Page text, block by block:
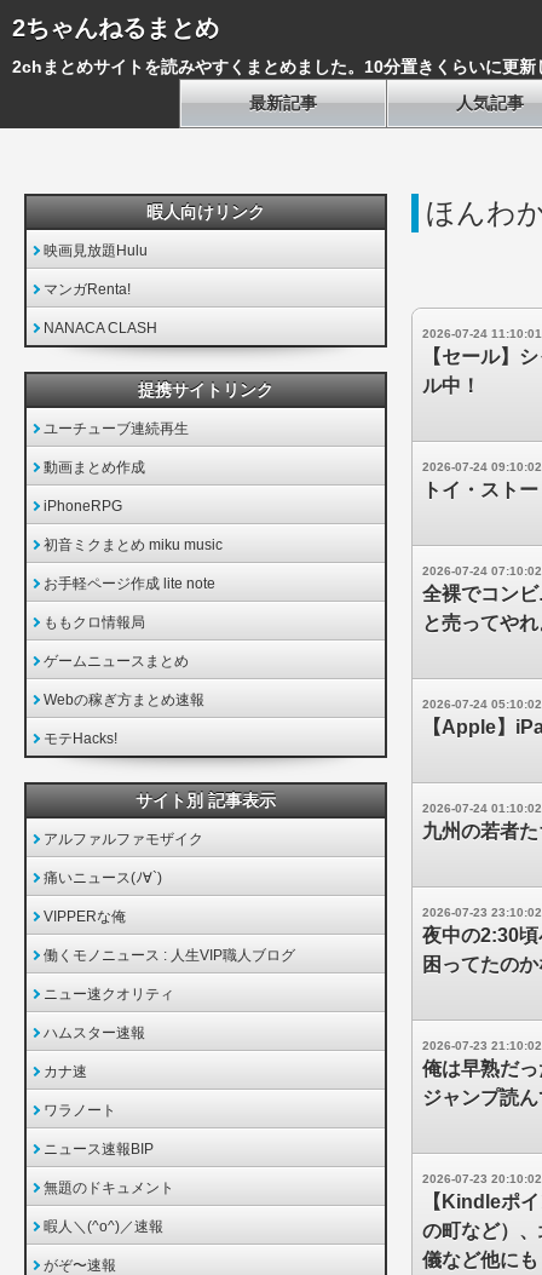
2ちゃんねるまとめ
2chまとめサイトを読みやすくまとめました。10分置きくらいに更新
最新記事
人気記事
ほんわ
2026-07-24 11:10:01
【セール】
ル中！
2026-07-24 09:10:02
トイ・スト
2026-07-24 07:10:02
全裸でコン
と売ってやれ
2026-07-24 05:10:02
【Apple】
2026-07-24 01:10:02
九州の若者
2026-07-23 23:10:02
夜中の2:30
困ってたのか
2026-07-23 21:10:02
俺は早熟だ
ジャンプ読
2026-07-23 20:10:02
【Kindleポ
の町など）
儀など他にも
暇人向けリンク
映画見放題Hulu
マンガRenta!
NANACA CLASH
提携サイトリンク
ユーチューブ連続再生
動画まとめ作成
iPhoneRPG
初音ミクまとめ miku music
お手軽ページ作成 lite note
ももクロ情報局
ゲームニュースまとめ
Webの稼ぎ方まとめ速報
モテHacks!
サイト別 記事表示
アルファルファモザイク
痛いニュース(ﾉ∀`)
VIPPERな俺
働くモノニュース : 人生VIP職人ブログ
ニュー速クオリティ
ハムスター速報
カナ速
ワラノート
ニュース速報BIP
無題のドキュメント
暇人＼(^o^)／速報
がぞ〜速報